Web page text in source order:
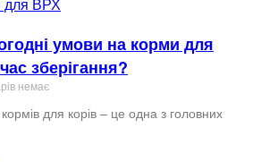
умови на корми для
зберігання?
немає
для корів – це одна з головних